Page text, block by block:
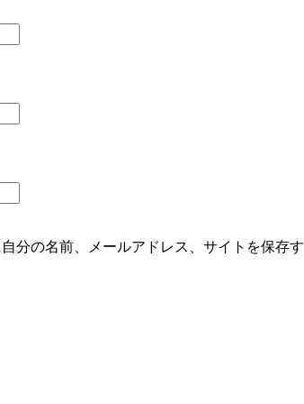
分の名前、メールアドレス、サイトを保存す